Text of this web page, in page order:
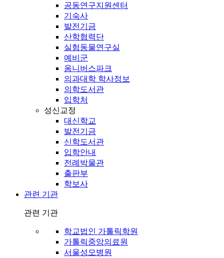
공동연구지원센터
기숙사
발전기금
산학협력단
실험동물연구실
예비군
옴니버스파크
의과대학 학사정보
의학도서관
입학처
성신교정
대신학교
발전기금
신학도서관
입학안내
전례박물관
출판부
학보사
관련 기관
관련 기관
학교법인 가톨릭학원
가톨릭중앙의료원
서울성모병원